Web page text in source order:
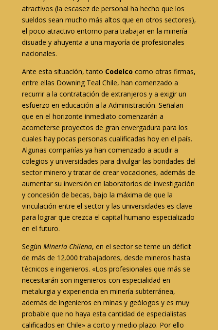
atractivos (la escasez de personal ha hecho que los
sueldos sean mucho más altos que en otros sectores),
el poco atractivo entorno para trabajar en la minería
disuade y ahuyenta a una mayoría de profesionales
nacionales.
Ante esta situación, tanto Codelco como otras firmas,
entre ellas Downing Teal Chile, han comenzado a
recurrir a la contratación de extranjeros y a exigir un
esfuerzo en educación a la Administración. Señalan
que en el horizonte inmediato comenzarán a
acometerse proyectos de gran envergadura para los
cuales hay pocas personas cualificadas hoy en el país.
Algunas compañías ya han comenzado a acudir a
colegios y universidades para divulgar las bondades del
sector minero y tratar de crear vocaciones, además de
aumentar su inversión en laboratorios de investigación
y concesión de becas, bajo la máxima de que la
vinculación entre el sector y las universidades es clave
para lograr que crezca el capital humano especializado
en el futuro.
Según Minería Chilena, en el sector se teme un déficit
de más de 12.000 trabajadores, desde mineros hasta
técnicos e ingenieros. «Los profesionales que más se
necesitarán son ingenieros con especialidad en
metalurgia y experiencia en minería subterránea,
además de ingenieros en minas y geólogos y es muy
probable que no haya esta cantidad de especialistas
calificados en Chile» a corto y medio plazo. Por ello